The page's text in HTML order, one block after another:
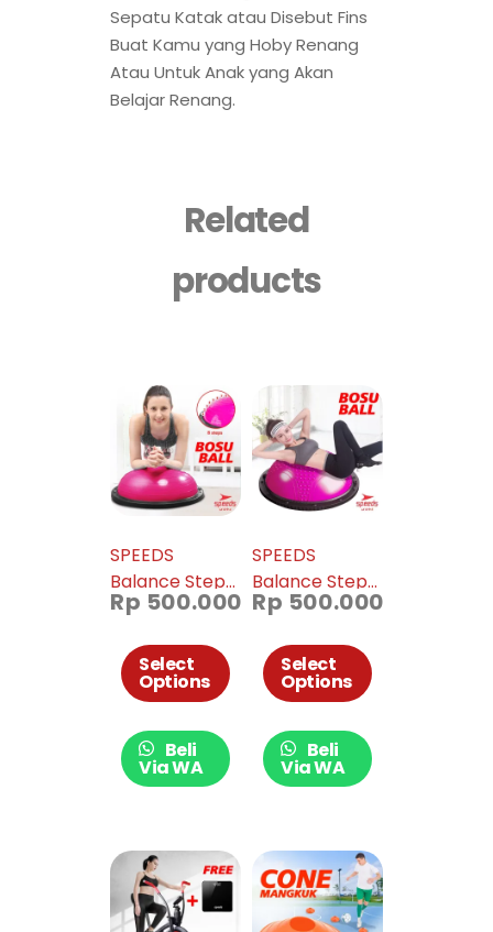
Sepatu Katak atau Disebut Fins
Buat Kamu yang Hoby Renang
Atau Untuk Anak yang Akan
Belajar Renang.
Related
products
SPEEDS
Balance Step
Bosu Ball
olahraga bola
yoga gymball
import 019-04
Rp 500.000
Select
Options
Beli
Via WA
SPEEDS
Balance Step
Speeds
Bosu Ball
Pembakar
Olahraga 019-
05
Rp 500.000
Select
Options
Beli
Via WA